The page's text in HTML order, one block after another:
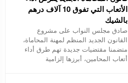
الأتعاب التي تفوق 10 آلاف درهم
بالشيك
صادق مجلس النواب على مشروع
القانون الجديد المنظم لمهنة المحاماة،
متضمنا مقتضيات جديدة تهم طرق أداء
أتعاب المحامين، أبرزها إلزامية